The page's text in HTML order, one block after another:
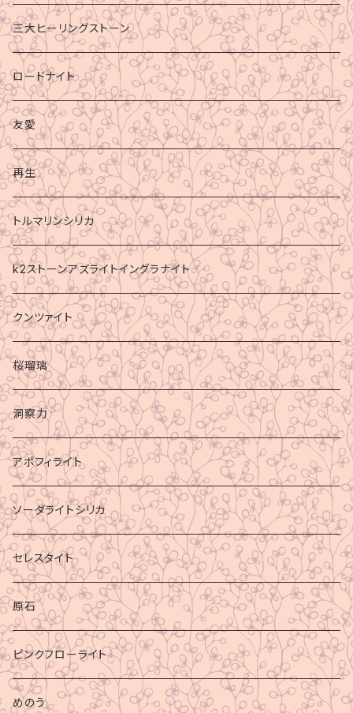
三大ヒーリングストーン
ロードナイト
友愛
再生
トルマリンシリカ
k2ストーンアズライトイングラナイト
クンツァイト
桜瑠璃
洞察力
アポフィライト
ソーダライトシリカ
セレスタイト
原石
ピンクフローライト
めのう